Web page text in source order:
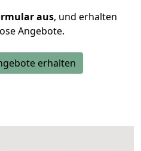
aus, und erhalten
Angebote.
erhalten